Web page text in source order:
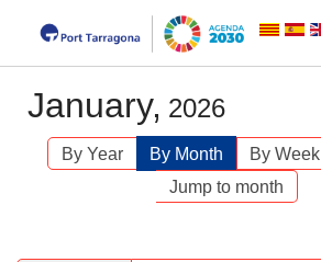
January, 2026
By Year By Month By Week
Jump to month